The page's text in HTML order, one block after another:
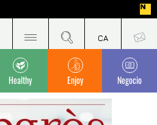
Healthy Enjoy Negocio